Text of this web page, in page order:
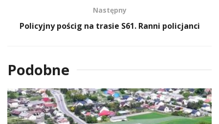
Następny
Policyjny pościg na trasie S61. Ranni policjanci
Podobne